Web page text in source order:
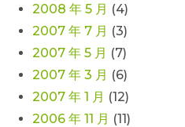
2008 年 5 月 (4)
2007 年 7 月 (3)
2007 年 5 月 (7)
2007 年 3 月 (6)
2007 年 1 月 (12)
2006 年 11 月 (11)